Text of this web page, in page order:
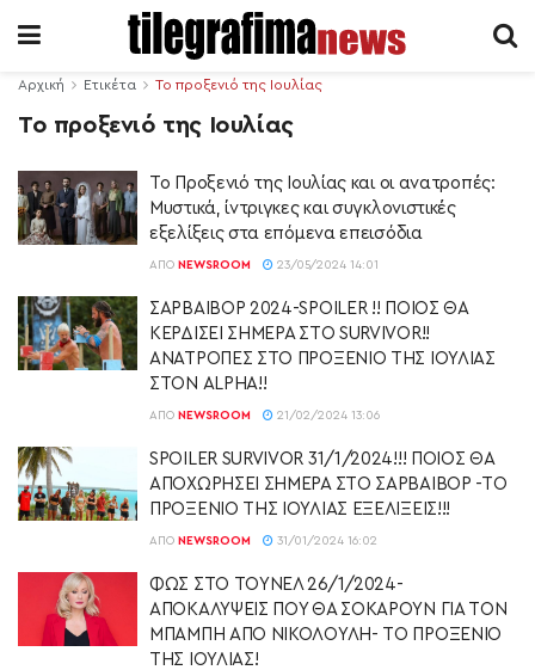
Αρχική Ετικέτα Το προξενιό της Ιουλίας
Το προξενιό της Ιουλίας
Το Προξενιό της Ιουλίας και οι ανατροπές:
Μυστικά, ίντριγκες και συγκλονιστικές
εξελίξεις στα επόμενα επεισόδια
ΑΠΌ NEWSROOM 23/05/2024 14:01
ΣΑΡΒΑΙΒΟΡ 2024-SPOILER !! ΠΟΙΟΣ ΘΑ
ΚΕΡΔΙΣΕΙ ΣΗΜΕΡΑ ΣΤΟ SURVIVOR!!
ΑΝΑΤΡΟΠΕΣ ΣΤΟ ΠΡΟΞΕΝΙΟ ΤΗΣ ΙΟΥΛΙΑΣ
ΣΤΟΝ ALPHA!!
ΑΠΌ NEWSROOM 21/02/2024 13:06
SPOILER SURVIVOR 31/1/2024!!! ΠΟΙΟΣ ΘΑ
AΠΟΧΩΡΗΣΕΙ ΣΗΜΕΡΑ ΣΤΟ ΣΑΡΒΑΙΒΟΡ -ΤΟ
ΠΡΟΞΕΝΙΟ ΤΗΣ ΙΟΥΛΙΑΣ ΕΞΕΛΙΞΕΙΣ!!!
ΑΠΌ NEWSROOM 31/01/2024 16:02
ΦΩΣ ΣΤΟ ΤΟΥΝΕΛ 26/1/2024-
ΑΠΟΚΑΛΥΨΕΙΣ ΠΟΥ ΘΑ ΣΟΚΑΡΟΥΝ ΓΙΑ ΤΟΝ
ΜΠΑΜΠΗ ΑΠΟ ΝΙΚΟΛΟΥΛΗ- ΤΟ ΠΡΟΞΕΝΙΟ
ΤΗΣ ΙΟΥΛΙΑΣ!